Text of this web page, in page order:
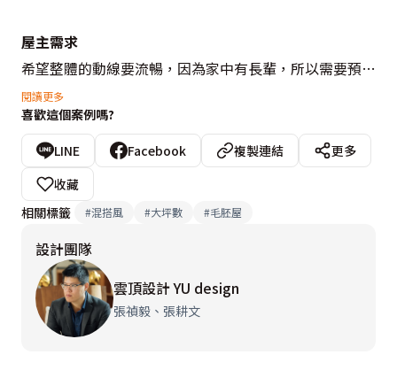
屋主需求
希望整體的動線要流暢，因為家中有長輩，所以需要預留
輪椅的空間，整體的精緻度要足夠，平常有蒐集展示品的
需求，所以需要有大量的展示空間。
房屋優缺
優點：因為是毛胚屋，所以自由度很大。
主有很多的溝通。
設計重點
整場設計重點以「動線」為出發點，家中有行動不便的長
閱讀更多
喜歡這個案例嗎?
LINE Facebook 複製連結
更多
收藏
相關標籤
#混搭風 #大坪數 #毛胚屋
設計團隊
雲頂設計 YU design
張禎毅、張耕文